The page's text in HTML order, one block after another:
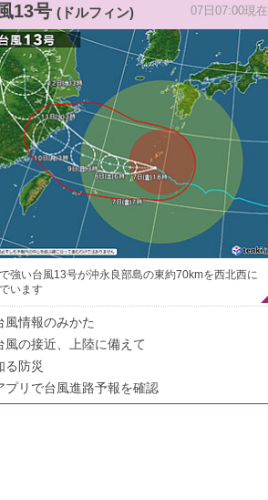
13号 (ドルフィン) 07日07:00現在
強い台風13号が沖永良部島の東約70kmを西北西に
います
風情報のみかた
風の接近、上陸に備えて
る防災
プリで台風進路予報を確認